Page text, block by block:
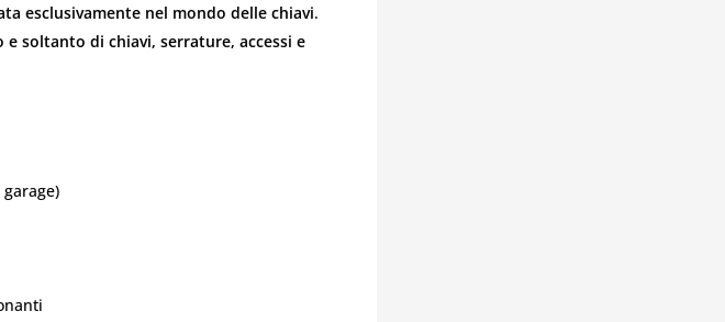
esclusivamente nel mondo delle chiavi.
e soltanto di chiavi, serrature, accessi e